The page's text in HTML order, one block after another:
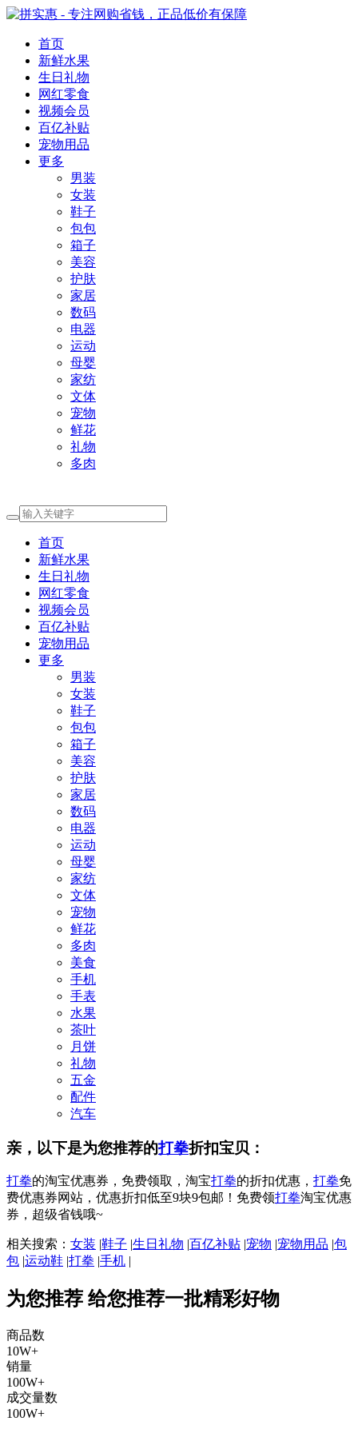
首页
新鲜水果
生日礼物
网红零食
视频会员
百亿补贴
宠物用品
更多
男装
女装
鞋子
包包
箱子
美容
护肤
家居
数码
电器
运动
母婴
家纺
文体
宠物
鲜花
礼物
多肉
首页
新鲜水果
生日礼物
网红零食
视频会员
百亿补贴
宠物用品
更多
男装
女装
鞋子
包包
箱子
美容
护肤
家居
数码
电器
运动
母婴
家纺
文体
宠物
鲜花
多肉
美食
手机
手表
水果
茶叶
月饼
礼物
五金
配件
汽车
亲，以下是为您推荐的打拳折扣宝贝：
打拳的淘宝优惠券，免费领取，淘宝打拳的折扣优惠， 打拳免
费优惠券网站，优惠折扣低至9块9包邮！免费领打拳淘宝优惠
券，超级省钱哦~
相关搜索： 女装 |鞋子 |生日礼物 |百亿补贴 |宠物 |宠物用品 |包
包 |运动鞋 |打拳 |手机 |
为您推荐 给您推荐一批精彩好物
商品数
10W+
销量
100W+
成交量数
100W+